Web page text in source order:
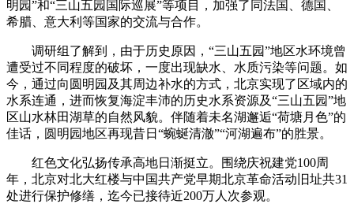
明园”和“三山五园国际巡展”等项目，加强了同法国、德国、
希腊、意大利等国家的交流与合作。
调研组了解到，由于历史原因，“三山五园”地区水环境曾
遭受过不同程度的破坏，一度出现缺水、水质污染等问题。如
今，通过向圆明园及其周边补水的方式，北京实现了区域内的
水系连通，进而恢复海淀丰沛的历史水系资源及“三山五园”地
区山水林田湖草的自然风貌。伴随着未名湖邂逅“荷塘月色”的
佳话，圆明园地区再现昔日“蜿蜒清澈”“河湖遍布”的胜景。
红色文化弘扬传承高地日渐挺立。围绕庆祝建党100周
年，北京对北大红楼与中国共产党早期北京革命活动旧址共31
处进行保护修缮，迄今已接待近200万人次参观。